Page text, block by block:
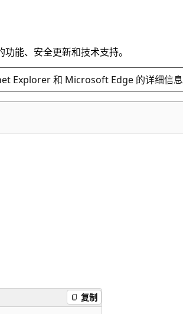
能、安全更新和技术支持。
Explorer 和 Microsoft Edge 的详细信息
复制